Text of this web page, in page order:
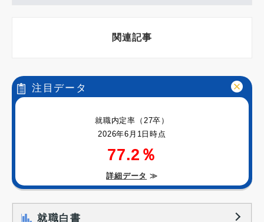
関連記事
注目データ
就職内定率（27卒）
2026年6月1日時点
77.2％
詳細データ ≫
就職白書